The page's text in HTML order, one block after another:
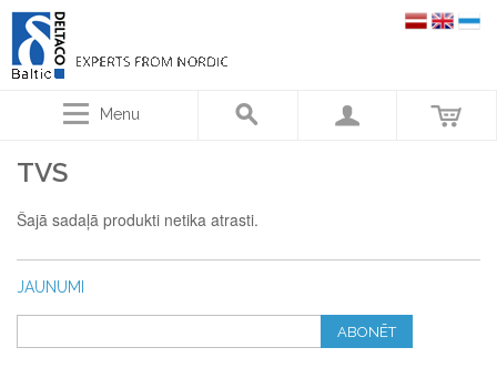
Menu
TVS
Šajā sadaļā produkti netika atrasti.
JAUNUMI
ABONĒT